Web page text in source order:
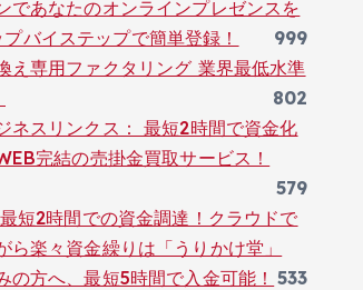
であなたのオンラインプレゼンスを
バイステップで簡単登録！
999
え専用ファクタリング 業界最低水準
802
ネスリンクス： 最短2時間で資金化
完結の売掛金買取サービス！
579
短2時間での資金調達！クラウドで
ら楽々資金繰りは「うりかけ堂」
533
の方へ、最短5時間で入金可能！